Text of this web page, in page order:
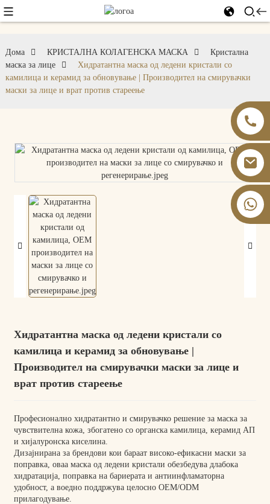
Дома КРИСТАЛНА КОЛАГЕНСКА МАСКА
Кристална
маска за лице
Хидратантна маска од ледени кристали со
камилица и керамид за обновување | Производител на смирувачки
маски за лице и врат против стареење
Хидратантна маска од ледени кристали со
камилица и керамид за обновување |
Производител на смирувачки маски за лице и
врат против стареење
Професионално хидратантно и смирувачко решение за маска за
чувствителна кожа, збогатено со органска камилица, керамид АП
и хијалуронска киселина.
Дизајнирана за брендови кои бараат високо-ефикасни маски за
поправка, оваа маска од ледени кристали обезбедува длабока
хидратација, поправка на бариерата и антиинфламаторна
удобност, а воедно поддржува целосно OEM/ODM
прилагодување.